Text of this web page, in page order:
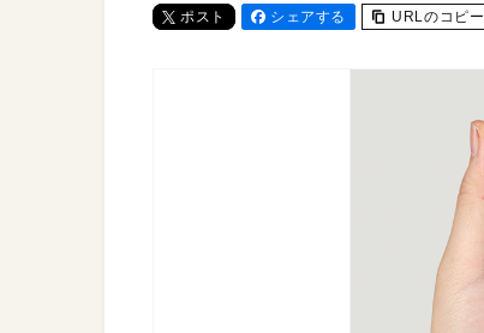
ポスト シェアする URLのコピー